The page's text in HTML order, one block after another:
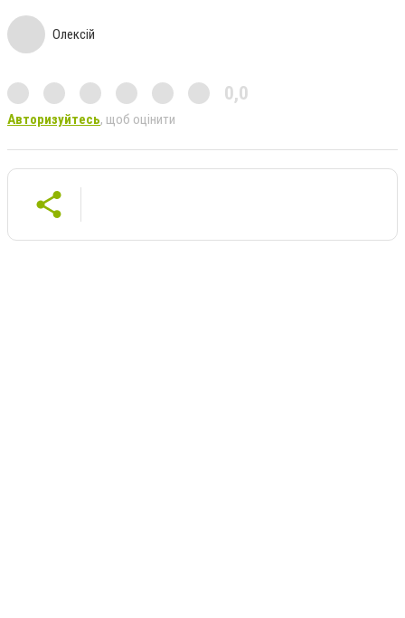
Олексій
0,0
Авторизуйтесь, щоб оцінити